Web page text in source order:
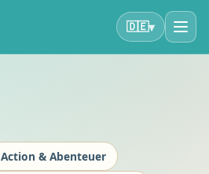
🇩🇪▾
Action & Abenteuer